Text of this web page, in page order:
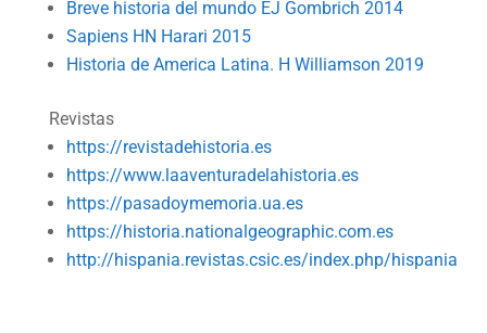
Breve historia del mundo EJ Gombrich 2014
Sapiens HN Harari 2015
Historia de America Latina. H Williamson 2019
Revistas
https://revistadehistoria.es
https://www.laaventuradelahistoria.es
https://pasadoymemoria.ua.es
https://historia.nationalgeographic.com.es
http://hispania.revistas.csic.es/index.php/hispania